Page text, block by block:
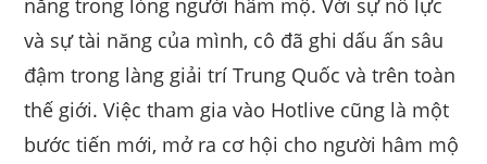
năng trong lòng người hâm mộ. Với sự nỗ lực
và sự tài năng của mình, cô đã ghi dấu ấn sâu
đậm trong làng giải trí Trung Quốc và trên toàn
thế giới. Việc tham gia vào Hotlive cũng là một
bước tiến mới, mở ra cơ hội cho người hâm mộ